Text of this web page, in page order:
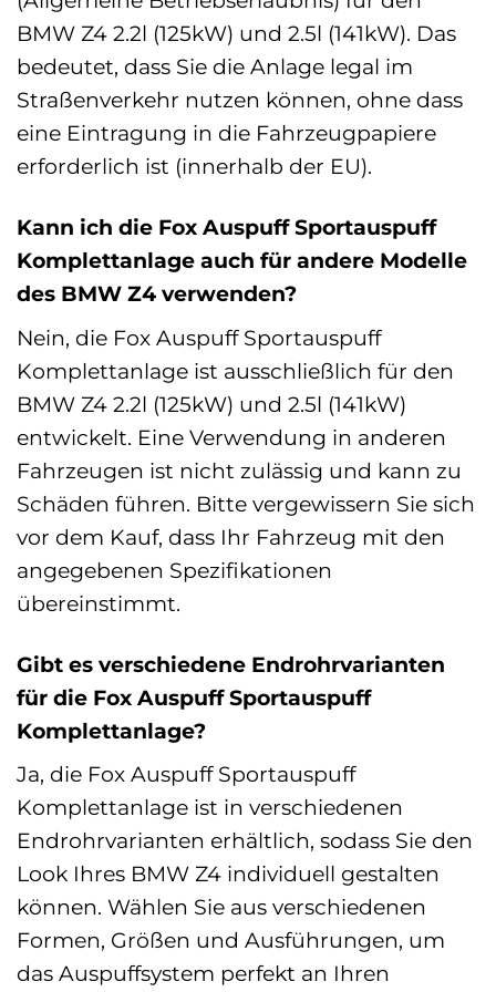
BMW Z4 2.2l (125kW) und 2.5l (141kW). Das
bedeutet, dass Sie die Anlage legal im
Straßenverkehr nutzen können, ohne dass
eine Eintragung in die Fahrzeugpapiere
erforderlich ist (innerhalb der EU).
Kann ich die Fox Auspuff Sportauspuff
Komplettanlage auch für andere Modelle
des BMW Z4 verwenden?
Nein, die Fox Auspuff Sportauspuff
Komplettanlage ist ausschließlich für den
BMW Z4 2.2l (125kW) und 2.5l (141kW)
entwickelt. Eine Verwendung in anderen
Fahrzeugen ist nicht zulässig und kann zu
Schäden führen. Bitte vergewissern Sie sich
vor dem Kauf, dass Ihr Fahrzeug mit den
angegebenen Spezifikationen
übereinstimmt.
Gibt es verschiedene Endrohrvarianten
für die Fox Auspuff Sportauspuff
Komplettanlage?
Ja, die Fox Auspuff Sportauspuff
Komplettanlage ist in verschiedenen
Endrohrvarianten erhältlich, sodass Sie den
Look Ihres BMW Z4 individuell gestalten
können. Wählen Sie aus verschiedenen
Formen, Größen und Ausführungen, um
das Auspuffsystem perfekt an Ihren